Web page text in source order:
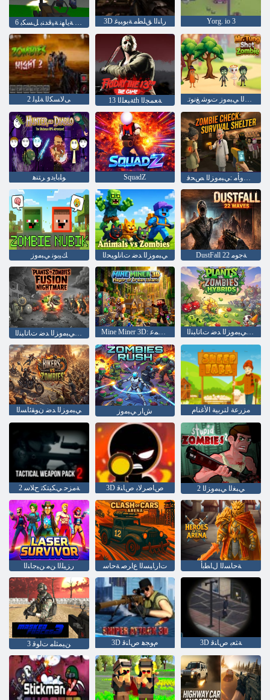
6 ﻢﻟﺎﻌﻟﺍ ﺔﻳﺎﻬﻧ ﺔﻴﻗﺪﻨﺑ ﻞﺴﻜﺑ 3D ﺭﺎﻨﻟﺍ ﻖﻠﻄﻣ ﺔﺑﻮﺒﻴﻏ Yorg. io 3
2 ﻰﻟﺎﺴﻜﻟﺍ ﺔﻠﻴﻟ ﺔﺒﻌﻠﻟﺍ 13th ﺔﻌﻤﺠﻟﺍ .ﺪﻴﺴﻟﺍ ﻲﺒﻣﻭﺯ ﺕﻮﺷ ﻎﻧﻮﺗ
ﻮﻠﺑﺎﻳﺩﻭ ﺮﺘﻨﻫ SquadZ ءﺎﻘﺒﻟﺍ ﻯﻭﺄﻣ :ﻲﺒﻣﻭﺰﻟﺍ ﺺﺤﻓ
ﻚﻴﺑﻮﻧ ﻲﺒﻣﻭﺯ ﻲﺒﻣﻭﺰﻟﺍ ﺪﺿ ﺕﺎﻧﺍﻮﻴﺤﻟﺍ DustFall 22 ﺔﺟﻮﻣ
Mine Miner 3D: ﻡﻼ ﺣﻷ ﺍ ﺓﺮﻳﺰﺟ ﺓﺪﻤﻋ ﺔﻨﻴﺠﻬﻟﺍ ﻲﺒﻣﻭﺰﻟﺍ ﺪﺿ ﺕﺎﺗﺎﺒﻨﻟﺍ
ﻲﺒﻣﻭﺰﻟﺍ ﺪﺿ ﻥﻮﻘﺋﺎﺴﻟﺍ ﺵﺍﺭ ﻲﺒﻣﻭﺯ مزرعة لتربية الأغنام
2 ﺔﻣﺰﺣ ﻲﻜﻴﺘﻜﺗ ﺡﻼ ﺳ 3D ﺹﺎﺻﺮﻟﺎﺑ ﺹﺎﻨﻗ 2 ﻲﺒﻐﻟﺍ ﻲﺒﻣﻭﺰﻟﺍ
ﺭﺰﻴﻠﻟﺍ ﻦﻣ ﻦﻴﺟﺎﻨﻟﺍ ﺕﺍﺭﺎﻴﺴﻟﺍ ﻉﺍﺮﺻ ﺔﺣﺎﺳ ﺔﺣﺎﺴﻟﺍ ﻝﺎﻄﺑﺃ
3 ﻦﻴﻤﺜﻠﻣ ﺕﺍﻮﻗ 3D ﻡﻮﺠﻫ ﺹﺎﻨﻗ 3D ﺔﺜﻌﺑ ﺹﺎﻨﻗ